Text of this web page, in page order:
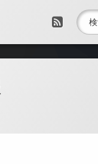
RSS
検索: